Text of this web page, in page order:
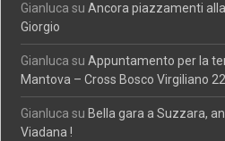
Gianluca suAncora piazzamenti
Giorgio
Gianluca suAppuntamento per la
Mantova – Cross Bosco Virgiliano
Gianluca su Bella gara a Suzzara,
Viadana !